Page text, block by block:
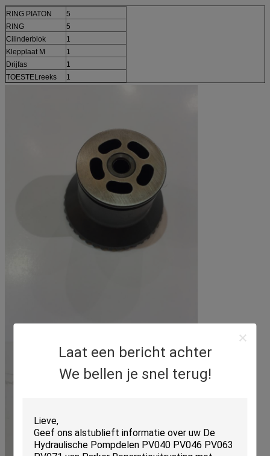
Laat een bericht achter
We bellen je snel terug!
RING PIATON
5
RING
5
Cilinderblok
1
Klepplaat M
1
Drijfas
1
TOESTELreeks
1